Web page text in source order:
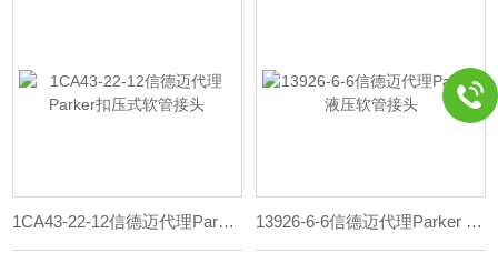
1CA43-22-12信德迈代理Parker扣压式软管接头 13926-6-6信德迈代理Parker 液压软管接头